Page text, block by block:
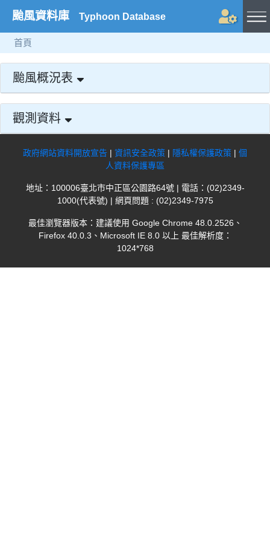
颱風資料庫 Typhoon Database
首頁
颱風概況表
觀測資料
政府網站資料開放宣告 | 資訊安全政策 | 隱私權保護政策 | 個
人資料保護專區
地址：100006臺北市中正區公園路64號 | 電話：(02)2349-
1000(代表號) | 網頁問題 : (02)2349-7975
最佳瀏覽器版本：建議使用 Google Chrome 48.0.2526、
Firefox 40.0.3、Microsoft IE 8.0 以上 最佳解析度：
1024*768